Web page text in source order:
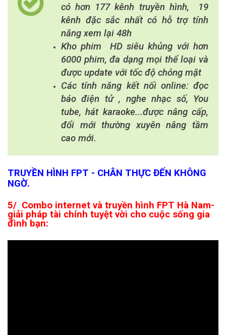
có hơn 177 kênh truyền hình, 19
kênh đặc sắc nhất có hỗ trợ tính
năng xem lại 48h
Kho phim HD siêu khủng với hơn
6000 phim, đa dạng mọi thể loại và
được update với tốc độ chóng mặt
Các tính năng kết nối online: đọc
báo điện tử , nghe nhạc số, You
tube, hát karaoke...được nâng cấp,
đổi mới thường xuyên nâng tầm
cao mới.
TRUYỀN HÌNH FPT - CHÂN THỰC ĐẾN KHÔNG
NGỜ.
5/ Combo internet và truyền hình FPT Hà Nam-
giải pháp tài chính tuyệt vời cho cuộc sống gia
đình bạn: